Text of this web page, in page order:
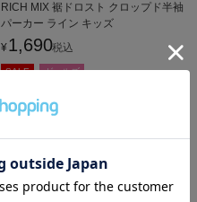
RICH MIX 裾ドロスト クロップド半袖
パーカー ライン キッズ
¥ 1,690税込
SALE ガールズ